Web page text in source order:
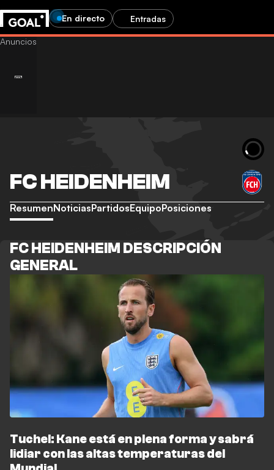
En directo Entradas
FC HEIDENHEIM
ResumenNoticiasPartidosEquipoPosiciones
FC HEIDENHEIM DESCRIPCIÓN
GENERAL
Tuchel: Kane está en plena forma y sabrá
lidiar con las altas temperaturas del